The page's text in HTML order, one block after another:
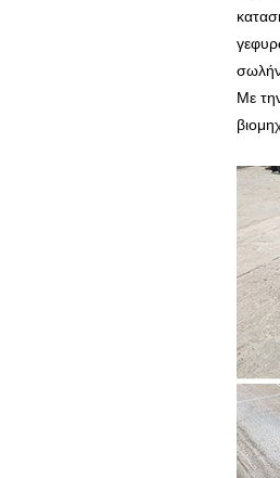
Με